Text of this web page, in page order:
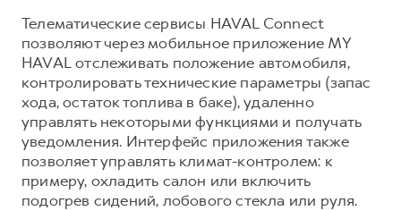
Телематические сервисы HAVAL Connect
позволяют через мобильное приложение MY
HAVAL отслеживать положение автомобиля,
контролировать технические параметры (запас
хода, остаток топлива в баке), удаленно
управлять некоторыми функциями и получать
уведомления. Интерфейс приложения также
позволяет управлять климат-контролем: к
примеру, охладить салон или включить
подогрев сидений, лобового стекла или руля.